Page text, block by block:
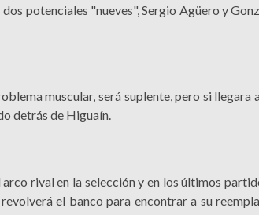
potenciales "nueves", Sergio Agüero y
muscular, será suplente, pero si
detrás de Higuaín.
rival en la selección y en los últimos
el banco para encontrar a su